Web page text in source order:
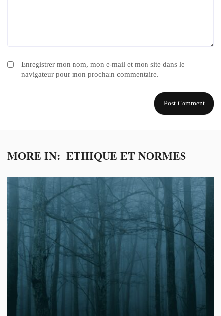
Enregistrer mon nom, mon e-mail et mon site dans le
navigateur pour mon prochain commentaire.
MORE IN: ETHIQUE ET NORMES